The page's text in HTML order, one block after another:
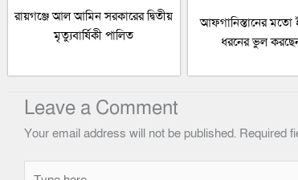
রায়গঞ্জে আল আমিন সরকারের দ্বিতীয়
মৃত্যুবার্ষিকী পালিত
আফগানিস্তানের মতো
ধরনের ভুল করছেন
Leave a Comment
Your email address will not be published. Required